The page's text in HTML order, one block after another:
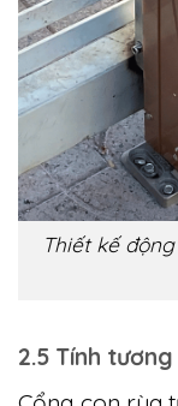
Thiết kế
2.5 Tính